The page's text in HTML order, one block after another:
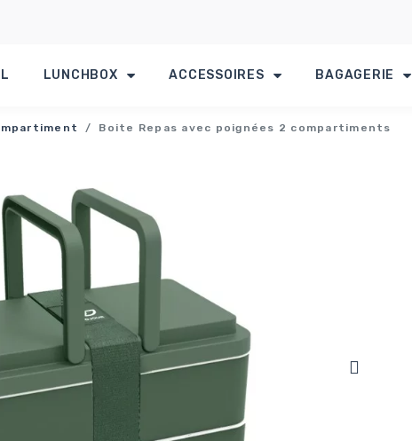
LUNCHBOX ACCESSOIRES BAGAGERIE
Boite Repas avec poignées 2 compartiments